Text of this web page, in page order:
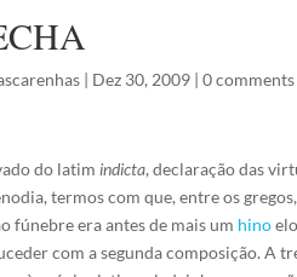
| Dez 30, 2009 |0 comments
do latim indicta, declaração das
termos com que, entre os
fúnebre era antes de mais um hino
com a segunda composição. A